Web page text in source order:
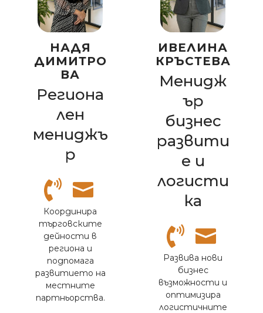
НАДЯ
ДИМИТРО
ВА
Региона
лен
мениджъ
р
Координира
търговските
дейности в
региона и
подпомага
развитието на
местните
партньорства.
ИВЕЛИНА
КРЪСТЕВА
Менидж
ър
бизнес
развити
е и
логисти
ка
Развива нови
бизнес
възможности и
оптимизира
логистичните